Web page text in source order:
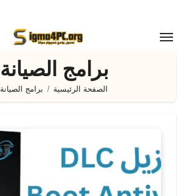
المحتوى
برامج الصيانة
الصفحة الرئيسية برامج الصيانة